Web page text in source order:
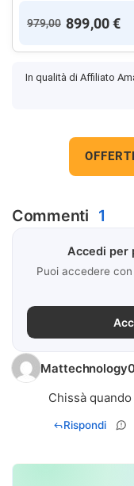
979,00 899,00 €
In qualità di Affiliato
Commenti 1
Accedi per
Puoi accedere
Chissà
Rispondi